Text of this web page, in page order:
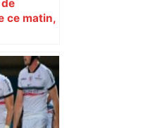
ce matin,